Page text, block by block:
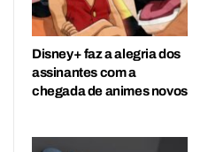
Disney+ faz a alegria dos
assinantes com a
chegada de animes novos